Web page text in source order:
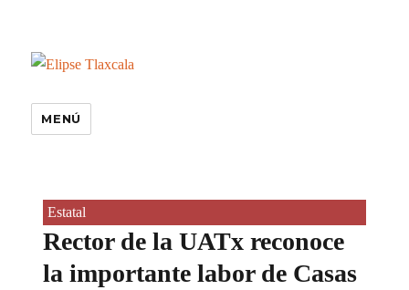
MENÚ
Estatal
Rector de la UATx reconoce
la importante labor de Casas